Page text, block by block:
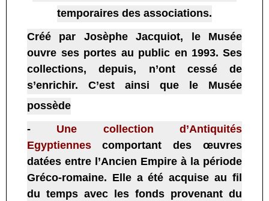
temporaires des associations.
Créé par Josèphe Jacquiot, le Musée
ouvre ses portes au public en 1993. Ses
collections, depuis, n’ont cessé de
s’enrichir. C’est ainsi que le Musée
possède
- Une collection d’Antiquités
Egyptiennes
comportant des œuvres
datées entre l’Ancien Empire à la période
Gréco-romaine. Elle a été acquise au fil
du temps avec les fonds provenant du